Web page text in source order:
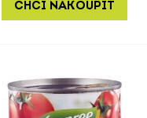
CHCI NAKOUPIT